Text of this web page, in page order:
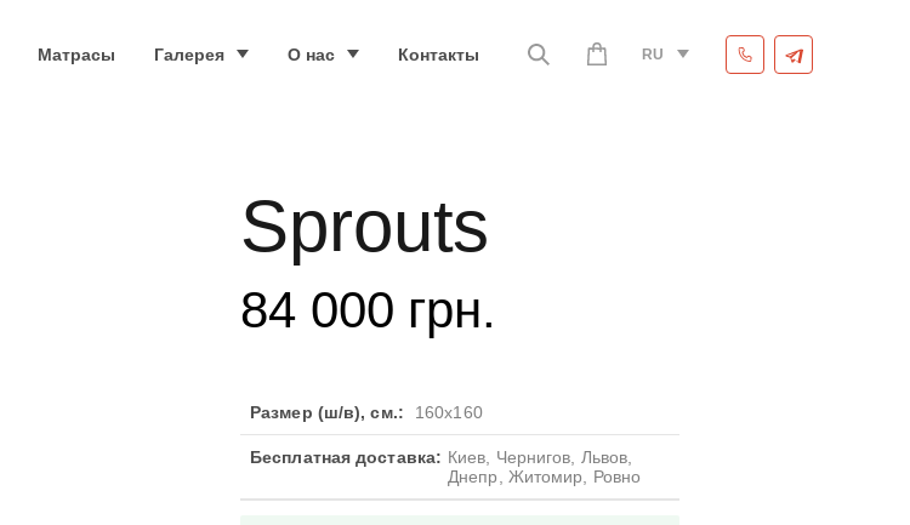
Матрасы Галерея О нас Контакты RU
Sprouts
84 000 грн.
Размер (ш/в), см.: 160x160
Бесплатная доставка: Киев, Чернигов, Львов,
Днепр, Житомир, Ровно